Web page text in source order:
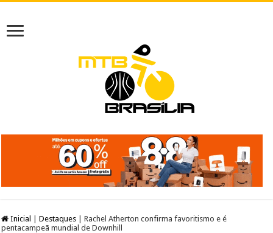
Inicial Destaques
Rachel Atherton confirma favoritismo e é
pentacampeã mundial de Downhill